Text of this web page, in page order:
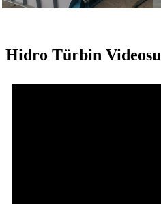
Hidro Türbin Videosu